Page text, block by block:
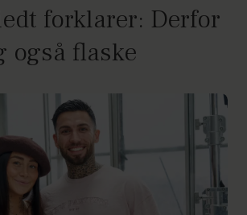
forklarer: Derfor
også flaske